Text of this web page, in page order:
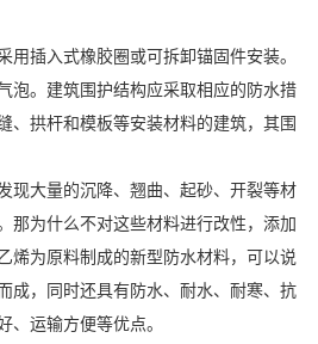
用插入式橡胶圈或可拆卸锚固件安装。
泡。建筑围护结构应采取相应的防水措
、拱杆和模板等安装材料的建筑，其围
现大量的沉降、翘曲、起砂、开裂等材
那为什么不对这些材料进行改性，添加
烯为原料制成的新型防水材料，可以说
成，同时还具有防水、耐水、耐寒、抗
、运输方便等优点。